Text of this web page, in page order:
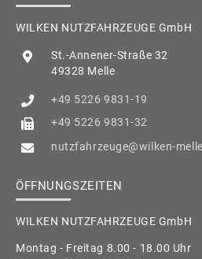
WILKEN NUTZFAHRZEUGE GmbH
St.-Annener-Straße 32
49328 Melle
+49 5226 9831-19
+49 5226 9831-32
nutzfahrzeuge@wilken-
ÖFFNUNGSZEITEN
WILKEN NUTZFAHRZEUGE GmbH
Montag - Freitag 8.00 - 18.00 Uhr